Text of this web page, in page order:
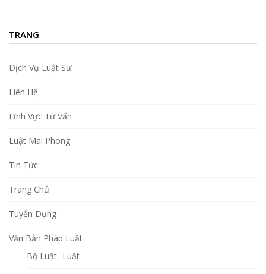
TRANG
Dịch Vụ Luật Sư
Liên Hệ
Lĩnh Vực Tư Vấn
Luật Mai Phong
Tin Tức
Trang Chủ
Tuyển Dụng
Văn Bản Pháp Luật
Bộ Luật -Luật